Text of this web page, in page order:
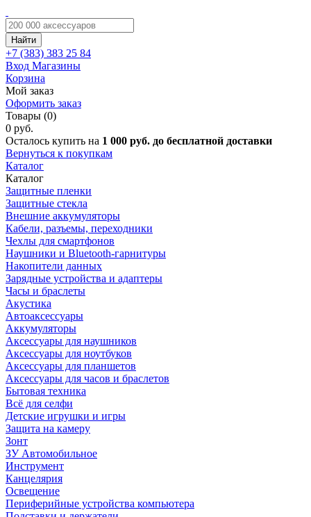
Найти
+7 (383) 383 25 84
Вход Магазины
Корзина
Мой заказ
Оформить заказ
Товары (0)
0 руб.
Осталось купить на 1 000 руб. до бесплатной доставки
Вернуться к покупкам
Каталог
Каталог
Защитные пленки
Защитные стекла
Внешние аккумуляторы
Кабели, разъемы, переходники
Чехлы для смартфонов
Наушники и Bluetooth-гарнитуры
Накопители данных
Зарядные устройства и адаптеры
Часы и браслеты
Акустика
Автоаксессуары
Аккумуляторы
Аксессуары для наушников
Аксессуары для ноутбуков
Аксессуары для планшетов
Аксессуары для часов и браслетов
Бытовая техника
Всё для селфи
Детские игрушки и игры
Защита на камеру
Зонт
ЗУ Автомобильное
Инструмент
Канцелярия
Освещение
Периферийные устройства компьютера